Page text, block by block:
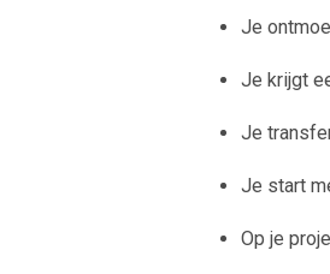
Je
Je krijgt
Je
Je start
Op je